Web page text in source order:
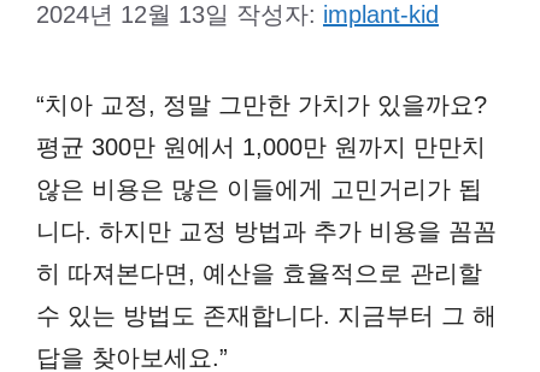
2024년 12월 13일 작성자: implant-kid
“치아 교정, 정말 그만한 가치가 있을까요?
평균 300만 원에서 1,000만 원까지 만만치
않은 비용은 많은 이들에게 고민거리가 됩
니다. 하지만 교정 방법과 추가 비용을 꼼꼼
히 따져본다면, 예산을 효율적으로 관리할
수 있는 방법도 존재합니다. 지금부터 그 해
답을 찾아보세요.”